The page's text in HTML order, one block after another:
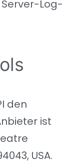
Log-
den
ist
USA.